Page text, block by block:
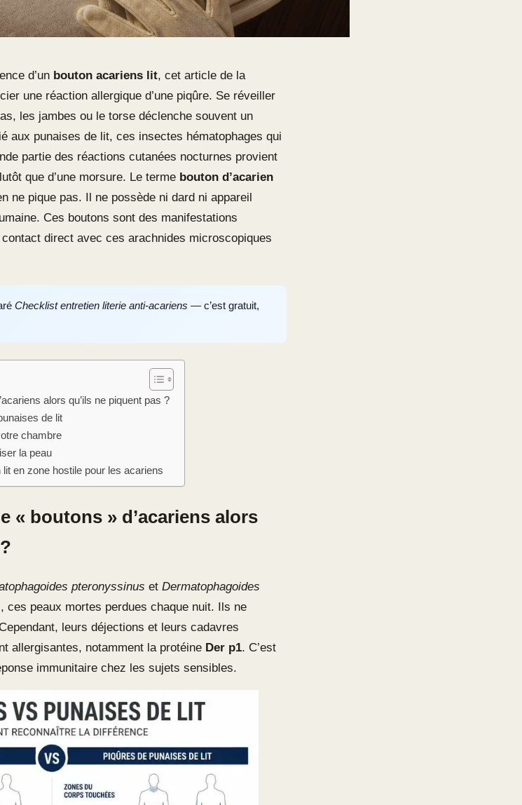
d’un bouton acariens lit, cet article de la
une réaction allergique d’une piqûre. Se réveiller
les jambes ou le torse déclenche souvent un
aux punaises de lit, ces insectes hématophages qui
partie des réactions cutanées nocturnes provient
que d’une morsure. Le terme bouton d’acarien
ne pique pas. Il ne possède ni dard ni appareil
Ces boutons sont des manifestations
direct avec ces arachnides microscopiques
Checklist entretien literie anti-acariens — c’est gratuit,
alors qu’ils ne piquent pas ?
de lit
chambre
la peau
en zone hostile pour les acariens
« boutons » d’acariens alors
pteronyssinus et Dermatophagoides
ces peaux mortes perdues chaque nuit. Ils ne
leurs déjections et leurs cadavres
allergisantes, notamment la protéine Der p1. C’est
immunitaire chez les sujets sensibles.